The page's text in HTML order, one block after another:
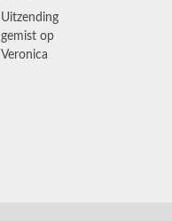
Uitzending
gemist op
Veronica